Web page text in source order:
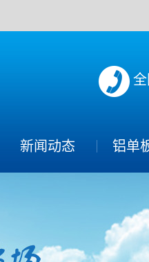
全
新闻动态
公司新闻
铝单